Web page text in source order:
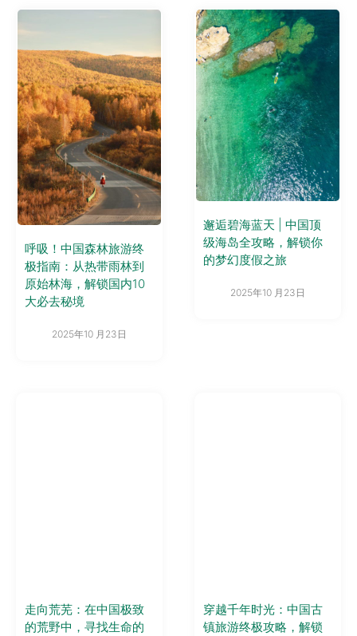
呼吸！中国森林旅游终
极指南：从热带雨林到
原始林海，解锁国内10
大必去秘境
2025年10 月23日
邂逅碧海蓝天 | 中国顶
级海岛全攻略，解锁你
的梦幻度假之旅
2025年10 月23日
走向荒芜：在中国极致
的荒野中，寻找生命的
穿越千年时光：中国古
镇旅游终极攻略，解锁